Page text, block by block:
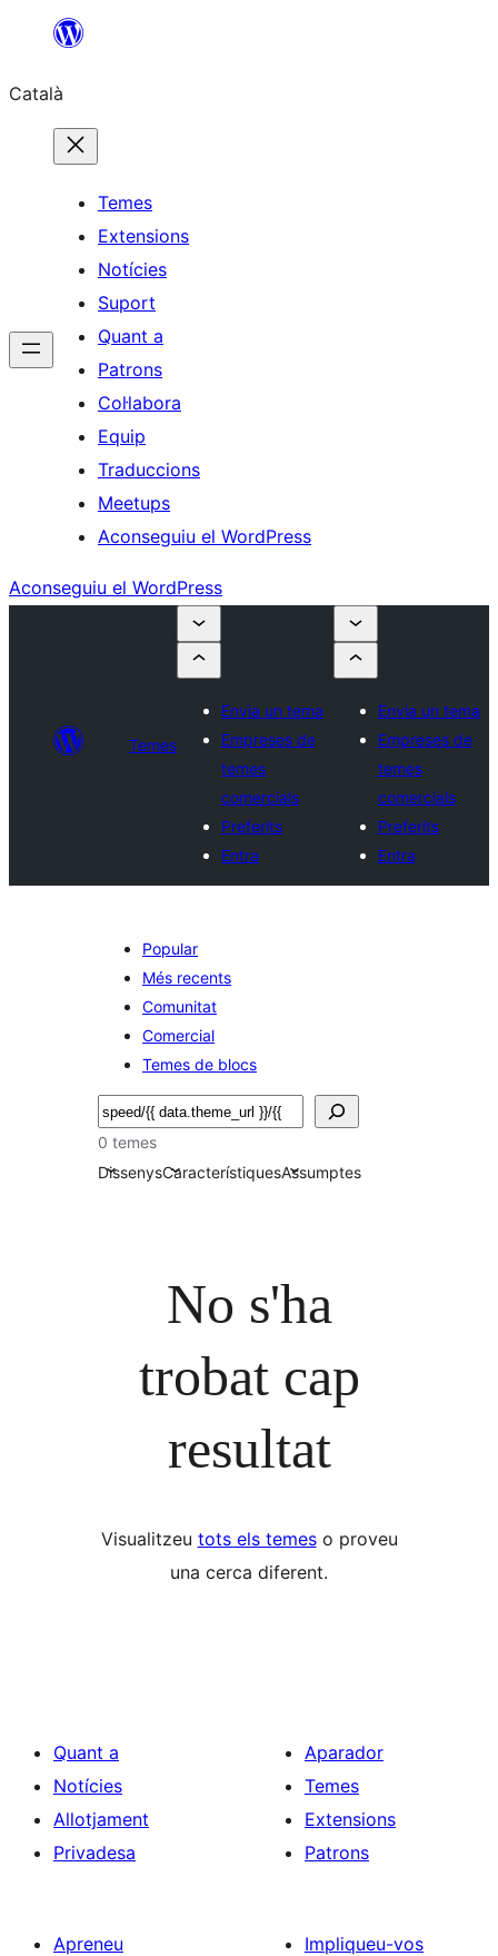
contingut
Català
Temes
Extensions
Notícies
Suport
Quant a
Patrons
Col·labora
Equip
Traduccions
Meetups
Aconseguiu el WordPress
Aconseguiu el WordPress
Temes
Envia un tema
Empreses de
temes
comercials
Preferits
Entra
Envia un tema
Empreses de
temes
comercials
Preferits
Entra
Popular
Més recents
Comunitat
Comercial
Temes de blocs
Cerca
0 temes
DissenysCaracterístiquesAssumptes
No s'ha
trobat cap
resultat
Visualitzeu tots els temeso proveu
una cerca diferent.
Quant a
Notícies
Allotjament
Privadesa
Aparador
Temes
Extensions
Patrons
Apreneu
Impliqueu-vos